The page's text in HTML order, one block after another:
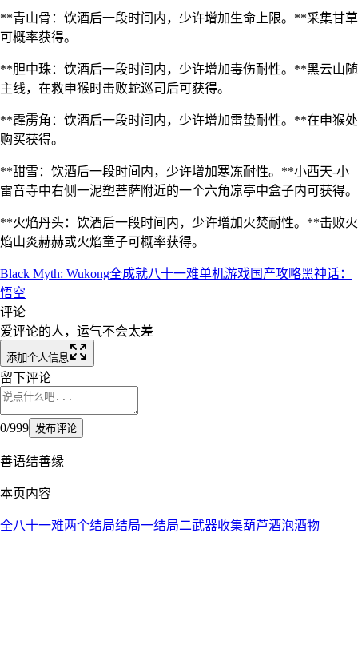
**青山骨：饮酒后一段时间内，少许增加生命上限。**采集甘草
可概率获得。
**胆中珠：饮酒后一段时间内，少许增加毒伤耐性。**黑云山随
主线，在救申猴时击败蛇巡司后可获得。
**霹雳角：饮酒后一段时间内，少许增加雷蛰耐性。**在申猴处
购买获得。
**甜雪：饮酒后一段时间内，少许增加寒冻耐性。**小西天-小
雷音寺中右侧一泥塑菩萨附近的一个六角凉亭中盒子内可获得。
**火焰丹头：饮酒后一段时间内，少许增加火焚耐性。**击败火
焰山炎赫赫或火焰童子可概率获得。
Black Myth: Wukong全成就八十一难单机游戏国产攻略黑神话：
悟空
评论
爱评论的人，运气不会太差
添加个人信息
留下评论
0/999 发布评论
善语结善缘
本页内容
全八十一难两个结局结局一结局二武器收集葫芦酒泡酒物